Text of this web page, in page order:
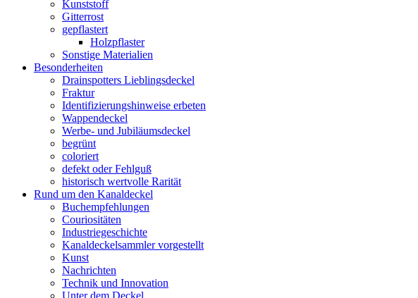
Kunststoff
Gitterrost
gepflastert
Holzpflaster
Sonstige Materialien
Besonderheiten
Drainspotters Lieblingsdeckel
Fraktur
Identifizierungshinweise erbeten
Wappendeckel
Werbe- und Jubiläumsdeckel
begrünt
coloriert
defekt oder Fehlguß
historisch wertvolle Rarität
Rund um den Kanaldeckel
Buchempfehlungen
Couriositäten
Industriegeschichte
Kanaldeckelsammler vorgestellt
Kunst
Nachrichten
Technik und Innovation
Unter dem Deckel